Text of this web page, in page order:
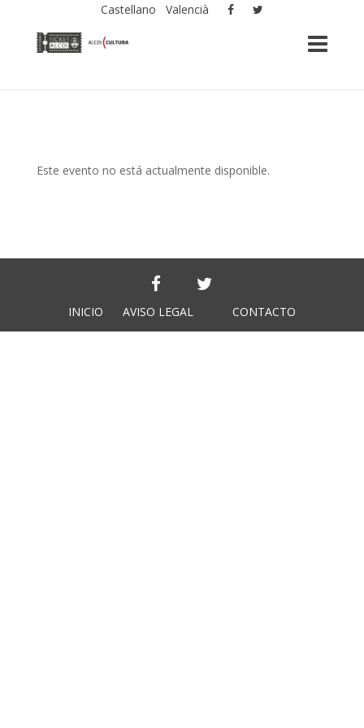
Castellano Valencià
Este evento no está actualmente disponible.
INICIO AVISO LEGAL CONTACTO